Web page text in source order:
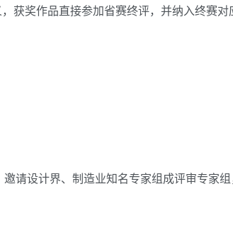
获奖作品直接参加省赛终评，并纳入终赛对
请设计界、制造业知名专家组成评审专家